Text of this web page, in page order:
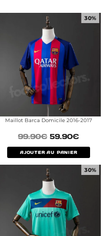
30%
Maillot Barca Domicile 2016-2017
99.90€ 59.90€
AJOUTER AU PANIER
30%